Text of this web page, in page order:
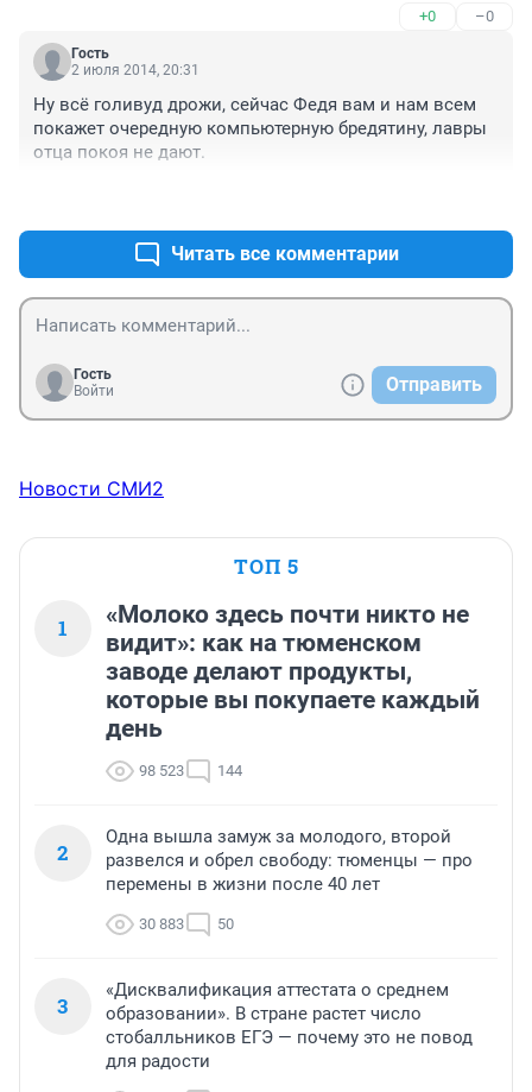
+0 –0
Гость
2 июля 2014, 20:31
Ну всё голивуд дрожи, сейчас Федя вам и нам всем
покажет очередную компьютерную бредятину, лавры
отца покоя не дают.
Читать все комментарии
Гость
Войти
Отправить
Новости СМИ2
ТОП 5
1
«Молоко здесь почти никто не
видит»: как на тюменском
заводе делают продукты,
которые вы покупаете каждый
день
98 523 144
2
Одна вышла замуж за молодого, второй
развелся и обрел свободу: тюменцы — про
перемены в жизни после 40 лет
30 883 50
3
«Дисквалификация аттестата о среднем
образовании». В стране растет число
стобалльников ЕГЭ — почему это не повод
для радости